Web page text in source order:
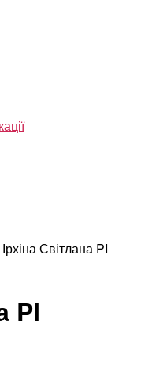
Світлана PI
PI